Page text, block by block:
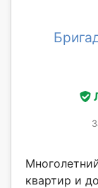
квартир и